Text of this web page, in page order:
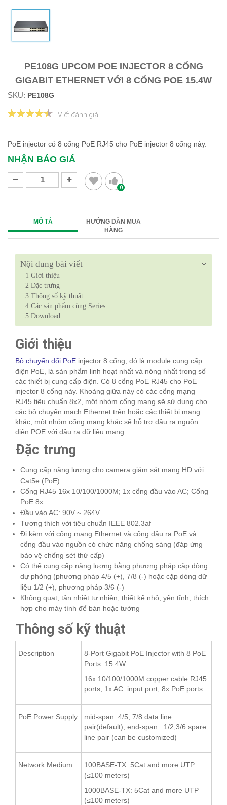
PE108G UPCOM POE INJECTOR 8 CỔNG
GIGABIT ETHERNET VỚI 8 CỔNG POE 15.4W
SKU: PE108G
Viết đánh giá
PoE injector có 8 cổng PoE RJ45 cho PoE injector 8 cổng này.
NHẬN BÁO GIÁ
0
MÔ TẢ
HƯỚNG DẪN MUA
HÀNG
Nội dung bài viết
1 Giới thiệu
2 Đặc trưng
3 Thông số kỹ thuật
4 Các sản phẩm cùng Series
5 Download
Giới thiệu
Bộ chuyển đổi PoE injector 8 cổng, đó là module cung cấp
điện PoE, là sản phẩm linh hoạt nhất và nóng nhất trong số
các thiết bị cung cấp điện. Có 8 cổng PoE RJ45 cho PoE
injector 8 cổng này. Khoảng giữa này có các cổng mạng
RJ45 tiêu chuẩn 8x2, một nhóm cổng mạng sẽ sử dụng cho
các bộ chuyển mạch Ethernet trên hoặc các thiết bị mạng
khác, một nhóm cổng mạng khác sẽ hỗ trợ đầu ra nguồn
điện POE với đầu ra dữ liệu mạng.
Đặc trưng
Cung cấp năng lượng cho camera giám sát mạng HD với
Cat5e (PoE)
Cổng RJ45 16x 10/100/1000M; 1x cổng đầu vào AC; Cổng
PoE 8x
Đầu vào AC: 90V ~ 264V
Tương thích với tiêu chuẩn IEEE 802.3af
Đi kèm với cổng mạng Ethernet và cổng đầu ra PoE và
cổng đầu vào nguồn có chức năng chống sáng (đáp ứng
bảo vệ chống sét thứ cấp)
Có thể cung cấp năng lượng bằng phương pháp cặp dòng
dự phòng (phương pháp 4/5 (+), 7/8 (-) hoặc cặp dòng dữ
liệu 1/2 (+), phương pháp 3/6 (-)
Không quạt, tản nhiệt tự nhiên, thiết kế nhỏ, yên tĩnh, thích
hợp cho máy tính để bàn hoặc tường
Thông số kỹ thuật
Description
8-Port Gigabit PoE Injector with 8 PoE
Ports 15.4W
16x 10/100/1000M copper cable RJ45
ports, 1x AC input port, 8x PoE ports
PoE Power Supply
mid-span: 4/5, 7/8 data line
pair(default); end-span: 1/2,3/6 spare
line pair (can be customized)
Network Medium
100BASE-TX: 5Cat and more UTP
(≤100 meters)
1000BASE-TX: 5Cat and more UTP
(≤100 meters)